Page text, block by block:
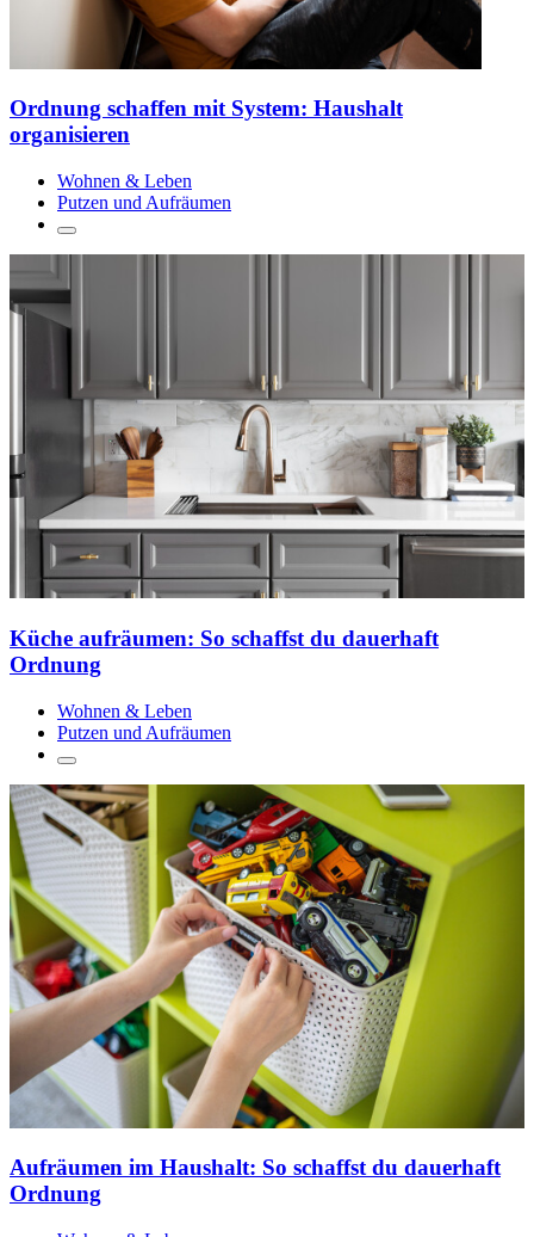
Ordnung schaffen mit System: Haushalt
organisieren
Wohnen & Leben
Putzen und Aufräumen
Küche aufräumen: So schaffst du dauerhaft
Ordnung
Wohnen & Leben
Putzen und Aufräumen
Aufräumen im Haushalt: So schaffst du dauerhaft
Ordnung